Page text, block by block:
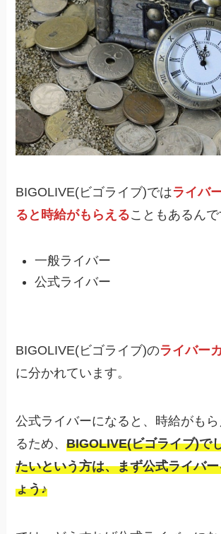
BIGOLIVE(ビゴライブ)ではライバ
ると時給がもらえることもあるんで
一般ライバー
公式ライバー
BIGOLIVE(ビゴライブ)のライバー
に分かれています。
公式ライバーになると、時給がも
るため、BIGOLIVE(ビゴライブ)で
たいという方は、まず公式ライバ
ょう♪